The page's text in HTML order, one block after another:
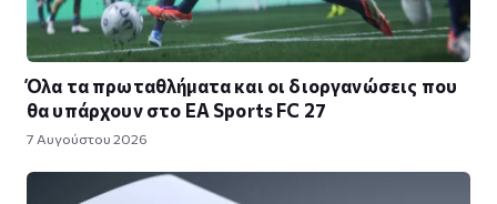
Όλα τα πρωταθλήματα και οι διοργανώσεις που
θα υπάρχουν στο EA Sports FC 27
7 Αυγούστου 2026